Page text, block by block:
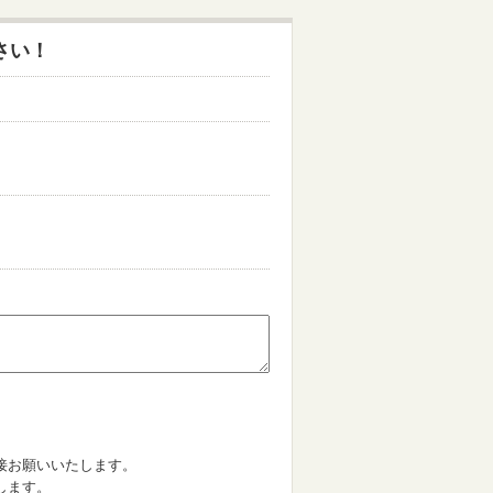
！
願いいたします。
す。